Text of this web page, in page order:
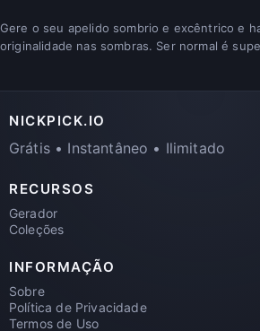
Gere o seu apelido sombrio e excêntrico e
originalidade nas sombras. Ser normal é
NICKPICK.IO
Grátis • Instantâneo • Ilimitado
RECURSOS
Gerador
Coleções
INFORMAÇÃO
Sobre
Política de Privacidade
Termos de Uso